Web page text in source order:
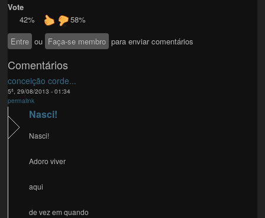
Vote
42%
58%
Entre ou Faça-se membro para enviar comentários
Comentários
conceição corde...
5ª, 29/08/2013 - 01:34
permalink
Nasci!
Nasci!
Adoro viver
aqui
de vez em quando